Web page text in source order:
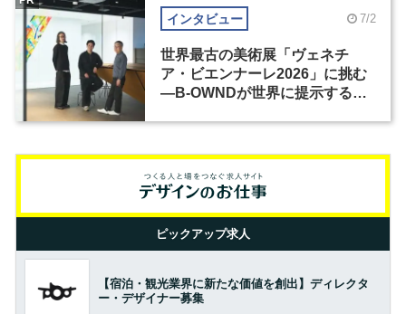
インタビュー 7/2
世界最古の美術展「ヴェネチ
ア・ビエンナーレ2026」に挑む
―B-OWNDが世界に提示する美
ピックアップ求人
【宿泊・観光業界に新たな価値を創出】ディレクタ
ー・デザイナー募集